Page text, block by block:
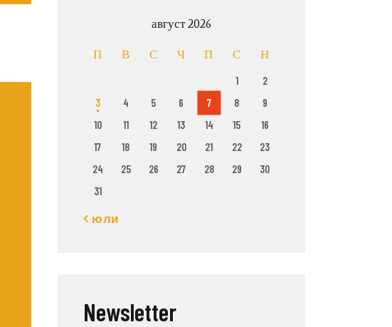
август 2026
П В С Ч П С Н
1
2
3
4 5 6 7 8
9
10
11 12 13 14 15
16
17
18 19 20 21 22
23
24
25 26 27 28 29
30
31
« юли
Newsletter